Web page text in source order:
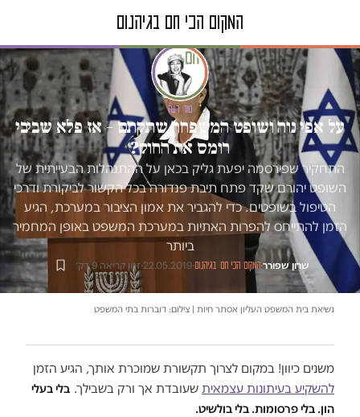
טור דעה
על אפי נוה ושופט המשפחה שתקתם – אז פלא שביבי
רומס את החוק?
התחקיר שפירסמה יפעת גליק בכאן על ההתנהלות הבעייתית של
השופט יהורם שקד פתח תיבת פנדורה בכל הקשור לביקורת ודרכי
הטיפול בשופטים. כדי להגביר את אמון הציבור במערכת, הגיע
הזמן להתייחס להפרות האתיות במערכת המשפט באופן המחמיר
ביותר
שרון שפורר·המקום הכי חם בגיהנום·
22.05.2019
·זמן קריאה 9 דק׳
נשיאת בית המשפט העליון אסתר חיות | צילום: דוברות בתי המשפט
משנים כיוון! במקום לצרוך תקשורת שמוכרת אותך, הגיע הזמן
להשקיע בעיתונות עצמאית שעובדת אך ורק בשבילך. בלי בעלי
הון. בלי פרסומות. בלי בולשיט.